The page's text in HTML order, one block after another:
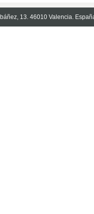
13. 46010 Valencia.